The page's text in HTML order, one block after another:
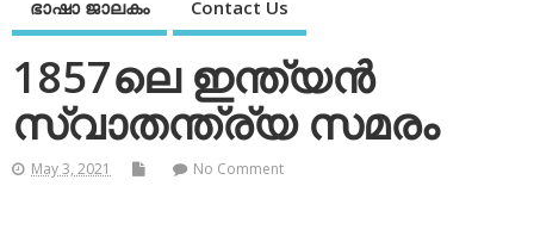
ഭാഷാ ജാലകം Contact Us
1857ലെ ഇന്ത്യന്‍
സ്വാതന്ത്ര്യ സമരം
May 3, 2021 No Comment